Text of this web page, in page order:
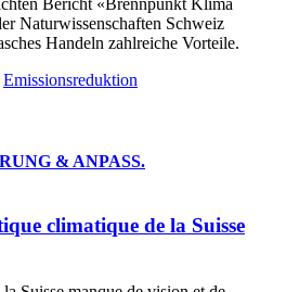
Naturwissenschaften Schweiz
Handeln zahlreiche Vorteile.
Emissionsreduktion
& ANPASS.
climatique de la Suisse